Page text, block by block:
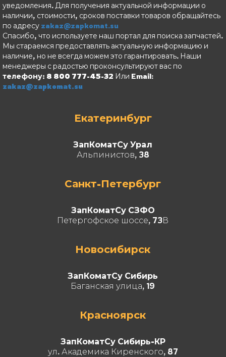
уведомления. Для получения актуальной информации о
наличии, стоимости, сроков поставки товаров обращайтесь
по адресу zakaz@zapkomat.su
Спасибо, что используете наш портал для поиска запчастей.
Мы стараемся предоставлять актуальную информацию и
наличие, но не всегда можем это гарантировать. Наши
менеджеры с радостью проконсультируют вас по
телефону: 8 800 777-45-32 Или Email:
zakaz@zapkomat.su
Екатеринбург
ЗапКоматСу Урал
Альпинистов, 38
Санкт-Петербург
ЗапКоматСу СЗФО
Петергофское шоссе, 73В
Новосибирск
ЗапКоматСу Сибирь
Баганская улица, 19
Красноярск
ЗапКоматСу Сибирь-КР
ул. Академика Киренского, 87